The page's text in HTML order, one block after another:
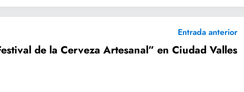
Entrada anterior
de la Cerveza Artesanal” en Ciudad Valles